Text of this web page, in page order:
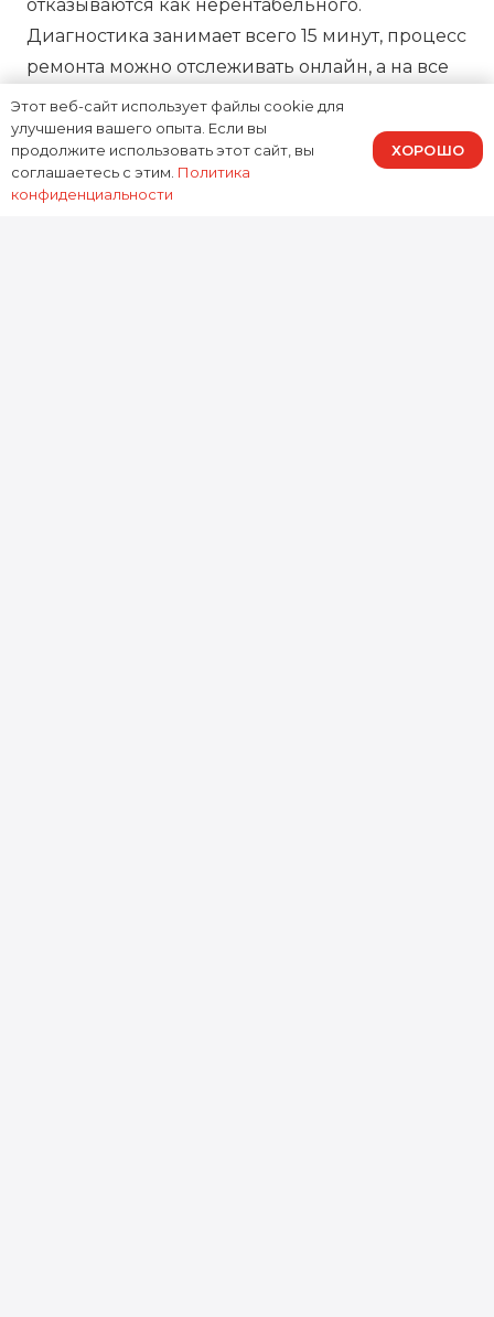
отказываются как нерентабельного.
Диагностика занимает всего 15 минут, процесс
ремонта можно отслеживать онлайн, а на все
работы предоставляем зафиксированную в
договоре гарантию, подтверждая нашу
ответственность за результат.
Этот веб-сайт использует файлы cookie для
улучшения вашего опыта. Если вы
продолжите использовать этот сайт, вы
соглашаетесь с этим. Политика
конфиденциальности
ХОРОШО